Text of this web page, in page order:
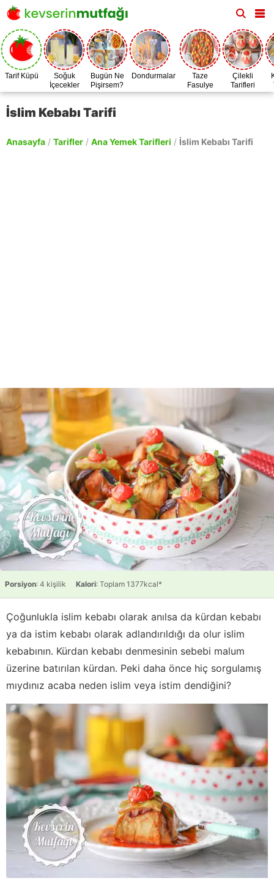
Tarif Küpü
Soğuk
İçecekler
Bugün Ne
Pişirsem?
Dondurmalar
Taze
Fasulye
Zamanı
Çilekli
Tarifleri
İslim Kebabı Tarifi
Anasayfa / Tarifler / Ana Yemek Tarifleri / İslim Kebabı Tarifi
Porsiyon: 4 kişilik Kalori: Toplam 1377kcal*
Çoğunlukla islim kebabı olarak anılsa da kürdan kebabı
ya da istim kebabı olarak adlandırıldığı da olur islim
kebabının. Kürdan kebabı denmesinin sebebi malum
üzerine batırılan kürdan. Peki daha önce hiç sorgulamış
mıydınız acaba neden islim veya istim dendiğini?